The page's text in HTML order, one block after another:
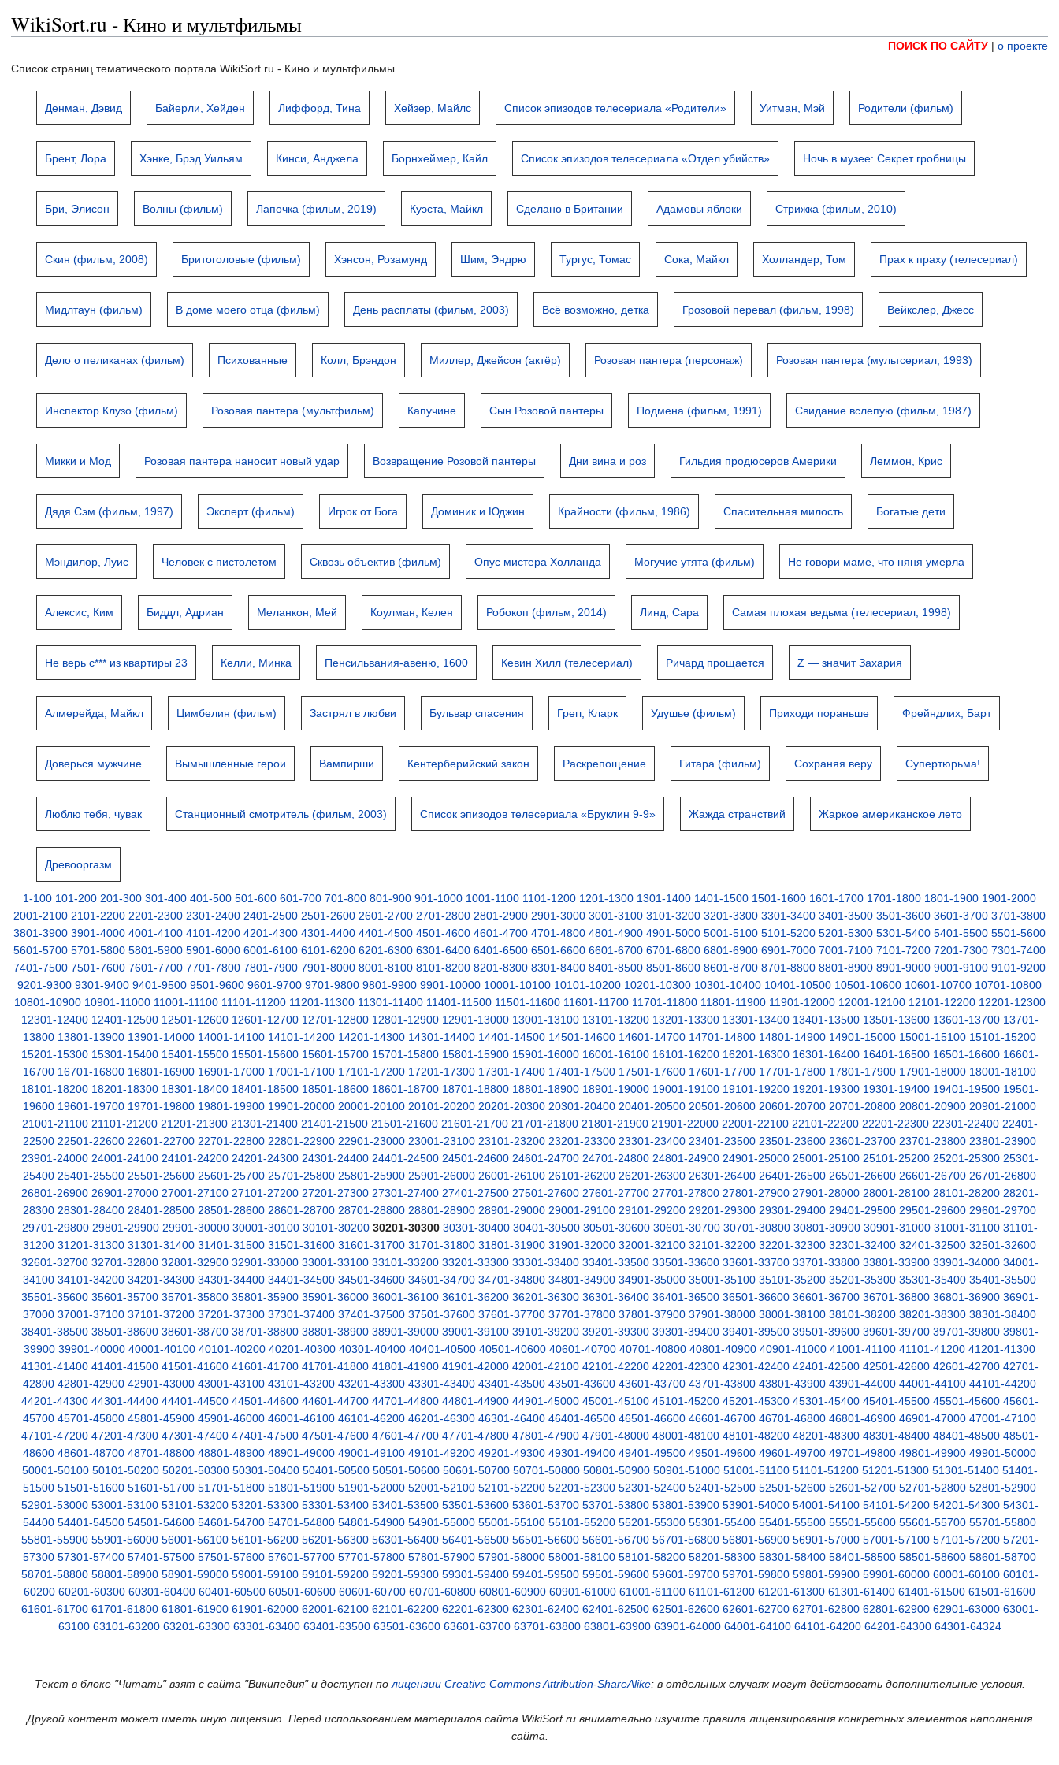
WikiSort.ru - Кино и мультфильмы
ПОИСК ПО САЙТУ | о проекте
Список страниц тематического портала WikiSort.ru - Кино и мультфильмы
Денман, Дэвид Байерли, Хейден Лиффорд, Тина Хейзер, Майлс Список эпизодов телесериала «Родители» Уитман, Мэй Родители (фильм)
Брент, Лора Хэнке, Брэд Уильям Кинси, Анджела Борнхеймер, Кайл Список эпизодов телесериала «Отдел убийств» Ночь в музее: Секрет гробницы
Бри, Элисон Волны (фильм) Лапочка (фильм, 2019) Куэста, Майкл Сделано в Британии Адамовы яблоки Стрижка (фильм, 2010)
Скин (фильм, 2008) Бритоголовые (фильм) Хэнсон, Розамунд Шим, Эндрю Тургус, Томас Сока, Майкл Холландер, Том Прах к праху (телесериал)
Мидлтаун (фильм) В доме моего отца (фильм) День расплаты (фильм, 2003) Всё возможно, детка Грозовой перевал (фильм, 1998) Вейкслер, Джесс
Дело о пеликанах (фильм) Психованные Колл, Брэндон Миллер, Джейсон (актёр) Розовая пантера (персонаж) Розовая пантера (мультсериал, 1993)
Инспектор Клузо (фильм) Розовая пантера (мультфильм) Капучине Сын Розовой пантеры Подмена (фильм, 1991) Свидание вслепую (фильм, 1987)
Микки и Мод Розовая пантера наносит новый удар Возвращение Розовой пантеры Дни вина и роз Гильдия продюсеров Америки Леммон, Крис
Дядя Сэм (фильм, 1997) Эксперт (фильм) Игрок от Бога Доминик и Юджин Крайности (фильм, 1986) Спасительная милость Богатые дети
Мэндилор, Луис Человек с пистолетом Сквозь объектив (фильм) Опус мистера Холланда Могучие утята (фильм) Не говори маме, что няня умерла
Алексис, Ким Биддл, Адриан Меланкон, Мей Коулман, Келен Робокоп (фильм, 2014) Линд, Сара Самая плохая ведьма (телесериал, 1998)
Не верь с*** из квартиры 23 Келли, Минка Пенсильвания-авеню, 1600 Кевин Хилл (телесериал) Ричард прощается Z — значит Захария
Алмерейда, Майкл Цимбелин (фильм) Застрял в любви Бульвар спасения Грегг, Кларк Удушье (фильм) Приходи пораньше Фрейндлих, Барт
Доверься мужчине Вымышленные герои Вампирши Кентерберийский закон Раскрепощение Гитара (фильм) Сохраняя веру Супертюрьма!
Люблю тебя, чувак Станционный смотритель (фильм, 2003) Список эпизодов телесериала «Бруклин 9-9» Жажда странствий Жаркое американское лето
Древооргазм
1-100 101-200 201-300 301-400 401-500 501-600 601-700 701-800 801-900 901-1000 1001-1100 1101-1200 1201-1300 1301-1400 1401-1500 1501-1600 1601-1700 1701-1800 1801-1900 1901-2000
2001-2100 2101-2200 2201-2300 2301-2400 2401-2500 2501-2600 2601-2700 2701-2800 2801-2900 2901-3000 3001-3100 3101-3200 3201-3300 3301-3400 3401-3500 3501-3600 3601-3700 3701-3800
3801-3900 3901-4000 4001-4100 4101-4200 4201-4300 4301-4400 4401-4500 4501-4600 4601-4700 4701-4800 4801-4900 4901-5000 5001-5100 5101-5200 5201-5300 5301-5400 5401-5500 5501-5600
5601-5700 5701-5800 5801-5900 5901-6000 6001-6100 6101-6200 6201-6300 6301-6400 6401-6500 6501-6600 6601-6700 6701-6800 6801-6900 6901-7000 7001-7100 7101-7200 7201-7300 7301-7400
7401-7500 7501-7600 7601-7700 7701-7800 7801-7900 7901-8000 8001-8100 8101-8200 8201-8300 8301-8400 8401-8500 8501-8600 8601-8700 8701-8800 8801-8900 8901-9000 9001-9100 9101-9200
9201-9300 9301-9400 9401-9500 9501-9600 9601-9700 9701-9800 9801-9900 9901-10000 10001-10100 10101-10200 10201-10300 10301-10400 10401-10500 10501-10600 10601-10700 10701-10800
10801-10900 10901-11000 11001-11100 11101-11200 11201-11300 11301-11400 11401-11500 11501-11600 11601-11700 11701-11800 11801-11900 11901-12000 12001-12100 12101-12200 12201-12300
12301-12400 12401-12500 12501-12600 12601-12700 12701-12800 12801-12900 12901-13000 13001-13100 13101-13200 13201-13300 13301-13400 13401-13500 13501-13600 13601-13700 13701-
13800 13801-13900 13901-14000 14001-14100 14101-14200 14201-14300 14301-14400 14401-14500 14501-14600 14601-14700 14701-14800 14801-14900 14901-15000 15001-15100 15101-15200
15201-15300 15301-15400 15401-15500 15501-15600 15601-15700 15701-15800 15801-15900 15901-16000 16001-16100 16101-16200 16201-16300 16301-16400 16401-16500 16501-16600 16601-
16700 16701-16800 16801-16900 16901-17000 17001-17100 17101-17200 17201-17300 17301-17400 17401-17500 17501-17600 17601-17700 17701-17800 17801-17900 17901-18000 18001-18100
18101-18200 18201-18300 18301-18400 18401-18500 18501-18600 18601-18700 18701-18800 18801-18900 18901-19000 19001-19100 19101-19200 19201-19300 19301-19400 19401-19500 19501-
19600 19601-19700 19701-19800 19801-19900 19901-20000 20001-20100 20101-20200 20201-20300 20301-20400 20401-20500 20501-20600 20601-20700 20701-20800 20801-20900 20901-21000
21001-21100 21101-21200 21201-21300 21301-21400 21401-21500 21501-21600 21601-21700 21701-21800 21801-21900 21901-22000 22001-22100 22101-22200 22201-22300 22301-22400 22401-
22500 22501-22600 22601-22700 22701-22800 22801-22900 22901-23000 23001-23100 23101-23200 23201-23300 23301-23400 23401-23500 23501-23600 23601-23700 23701-23800 23801-23900
23901-24000 24001-24100 24101-24200 24201-24300 24301-24400 24401-24500 24501-24600 24601-24700 24701-24800 24801-24900 24901-25000 25001-25100 25101-25200 25201-25300 25301-
25400 25401-25500 25501-25600 25601-25700 25701-25800 25801-25900 25901-26000 26001-26100 26101-26200 26201-26300 26301-26400 26401-26500 26501-26600 26601-26700 26701-26800
26801-26900 26901-27000 27001-27100 27101-27200 27201-27300 27301-27400 27401-27500 27501-27600 27601-27700 27701-27800 27801-27900 27901-28000 28001-28100 28101-28200 28201-
28300 28301-28400 28401-28500 28501-28600 28601-28700 28701-28800 28801-28900 28901-29000 29001-29100 29101-29200 29201-29300 29301-29400 29401-29500 29501-29600 29601-29700
29701-29800 29801-29900 29901-30000 30001-30100 30101-30200 30201-30300 30301-30400 30401-30500 30501-30600 30601-30700 30701-30800 30801-30900 30901-31000 31001-31100 31101-
31200 31201-31300 31301-31400 31401-31500 31501-31600 31601-31700 31701-31800 31801-31900 31901-32000 32001-32100 32101-32200 32201-32300 32301-32400 32401-32500 32501-32600
32601-32700 32701-32800 32801-32900 32901-33000 33001-33100 33101-33200 33201-33300 33301-33400 33401-33500 33501-33600 33601-33700 33701-33800 33801-33900 33901-34000 34001-
34100 34101-34200 34201-34300 34301-34400 34401-34500 34501-34600 34601-34700 34701-34800 34801-34900 34901-35000 35001-35100 35101-35200 35201-35300 35301-35400 35401-35500
35501-35600 35601-35700 35701-35800 35801-35900 35901-36000 36001-36100 36101-36200 36201-36300 36301-36400 36401-36500 36501-36600 36601-36700 36701-36800 36801-36900 36901-
37000 37001-37100 37101-37200 37201-37300 37301-37400 37401-37500 37501-37600 37601-37700 37701-37800 37801-37900 37901-38000 38001-38100 38101-38200 38201-38300 38301-38400
38401-38500 38501-38600 38601-38700 38701-38800 38801-38900 38901-39000 39001-39100 39101-39200 39201-39300 39301-39400 39401-39500 39501-39600 39601-39700 39701-39800 39801-
39900 39901-40000 40001-40100 40101-40200 40201-40300 40301-40400 40401-40500 40501-40600 40601-40700 40701-40800 40801-40900 40901-41000 41001-41100 41101-41200 41201-41300
41301-41400 41401-41500 41501-41600 41601-41700 41701-41800 41801-41900 41901-42000 42001-42100 42101-42200 42201-42300 42301-42400 42401-42500 42501-42600 42601-42700 42701-
42800 42801-42900 42901-43000 43001-43100 43101-43200 43201-43300 43301-43400 43401-43500 43501-43600 43601-43700 43701-43800 43801-43900 43901-44000 44001-44100 44101-44200
44201-44300 44301-44400 44401-44500 44501-44600 44601-44700 44701-44800 44801-44900 44901-45000 45001-45100 45101-45200 45201-45300 45301-45400 45401-45500 45501-45600 45601-
45700 45701-45800 45801-45900 45901-46000 46001-46100 46101-46200 46201-46300 46301-46400 46401-46500 46501-46600 46601-46700 46701-46800 46801-46900 46901-47000 47001-47100
47101-47200 47201-47300 47301-47400 47401-47500 47501-47600 47601-47700 47701-47800 47801-47900 47901-48000 48001-48100 48101-48200 48201-48300 48301-48400 48401-48500 48501-
48600 48601-48700 48701-48800 48801-48900 48901-49000 49001-49100 49101-49200 49201-49300 49301-49400 49401-49500 49501-49600 49601-49700 49701-49800 49801-49900 49901-50000
50001-50100 50101-50200 50201-50300 50301-50400 50401-50500 50501-50600 50601-50700 50701-50800 50801-50900 50901-51000 51001-51100 51101-51200 51201-51300 51301-51400 51401-
51500 51501-51600 51601-51700 51701-51800 51801-51900 51901-52000 52001-52100 52101-52200 52201-52300 52301-52400 52401-52500 52501-52600 52601-52700 52701-52800 52801-52900
52901-53000 53001-53100 53101-53200 53201-53300 53301-53400 53401-53500 53501-53600 53601-53700 53701-53800 53801-53900 53901-54000 54001-54100 54101-54200 54201-54300 54301-
54400 54401-54500 54501-54600 54601-54700 54701-54800 54801-54900 54901-55000 55001-55100 55101-55200 55201-55300 55301-55400 55401-55500 55501-55600 55601-55700 55701-55800
55801-55900 55901-56000 56001-56100 56101-56200 56201-56300 56301-56400 56401-56500 56501-56600 56601-56700 56701-56800 56801-56900 56901-57000 57001-57100 57101-57200 57201-
57300 57301-57400 57401-57500 57501-57600 57601-57700 57701-57800 57801-57900 57901-58000 58001-58100 58101-58200 58201-58300 58301-58400 58401-58500 58501-58600 58601-58700
58701-58800 58801-58900 58901-59000 59001-59100 59101-59200 59201-59300 59301-59400 59401-59500 59501-59600 59601-59700 59701-59800 59801-59900 59901-60000 60001-60100 60101-
60200 60201-60300 60301-60400 60401-60500 60501-60600 60601-60700 60701-60800 60801-60900 60901-61000 61001-61100 61101-61200 61201-61300 61301-61400 61401-61500 61501-61600
61601-61700 61701-61800 61801-61900 61901-62000 62001-62100 62101-62200 62201-62300 62301-62400 62401-62500 62501-62600 62601-62700 62701-62800 62801-62900 62901-63000 63001-
63100 63101-63200 63201-63300 63301-63400 63401-63500 63501-63600 63601-63700 63701-63800 63801-63900 63901-64000 64001-64100 64101-64200 64201-64300 64301-64324
Текст в блоке "Читать" взят с сайта "Википедия" и доступен по лицензии Creative Commons Attribution-ShareAlike; в отдельных случаях могут действовать дополнительные условия.
Другой контент может иметь иную лицензию. Перед использованием материалов сайта WikiSort.ru внимательно изучите правила лицензирования конкретных элементов наполнения
сайта.